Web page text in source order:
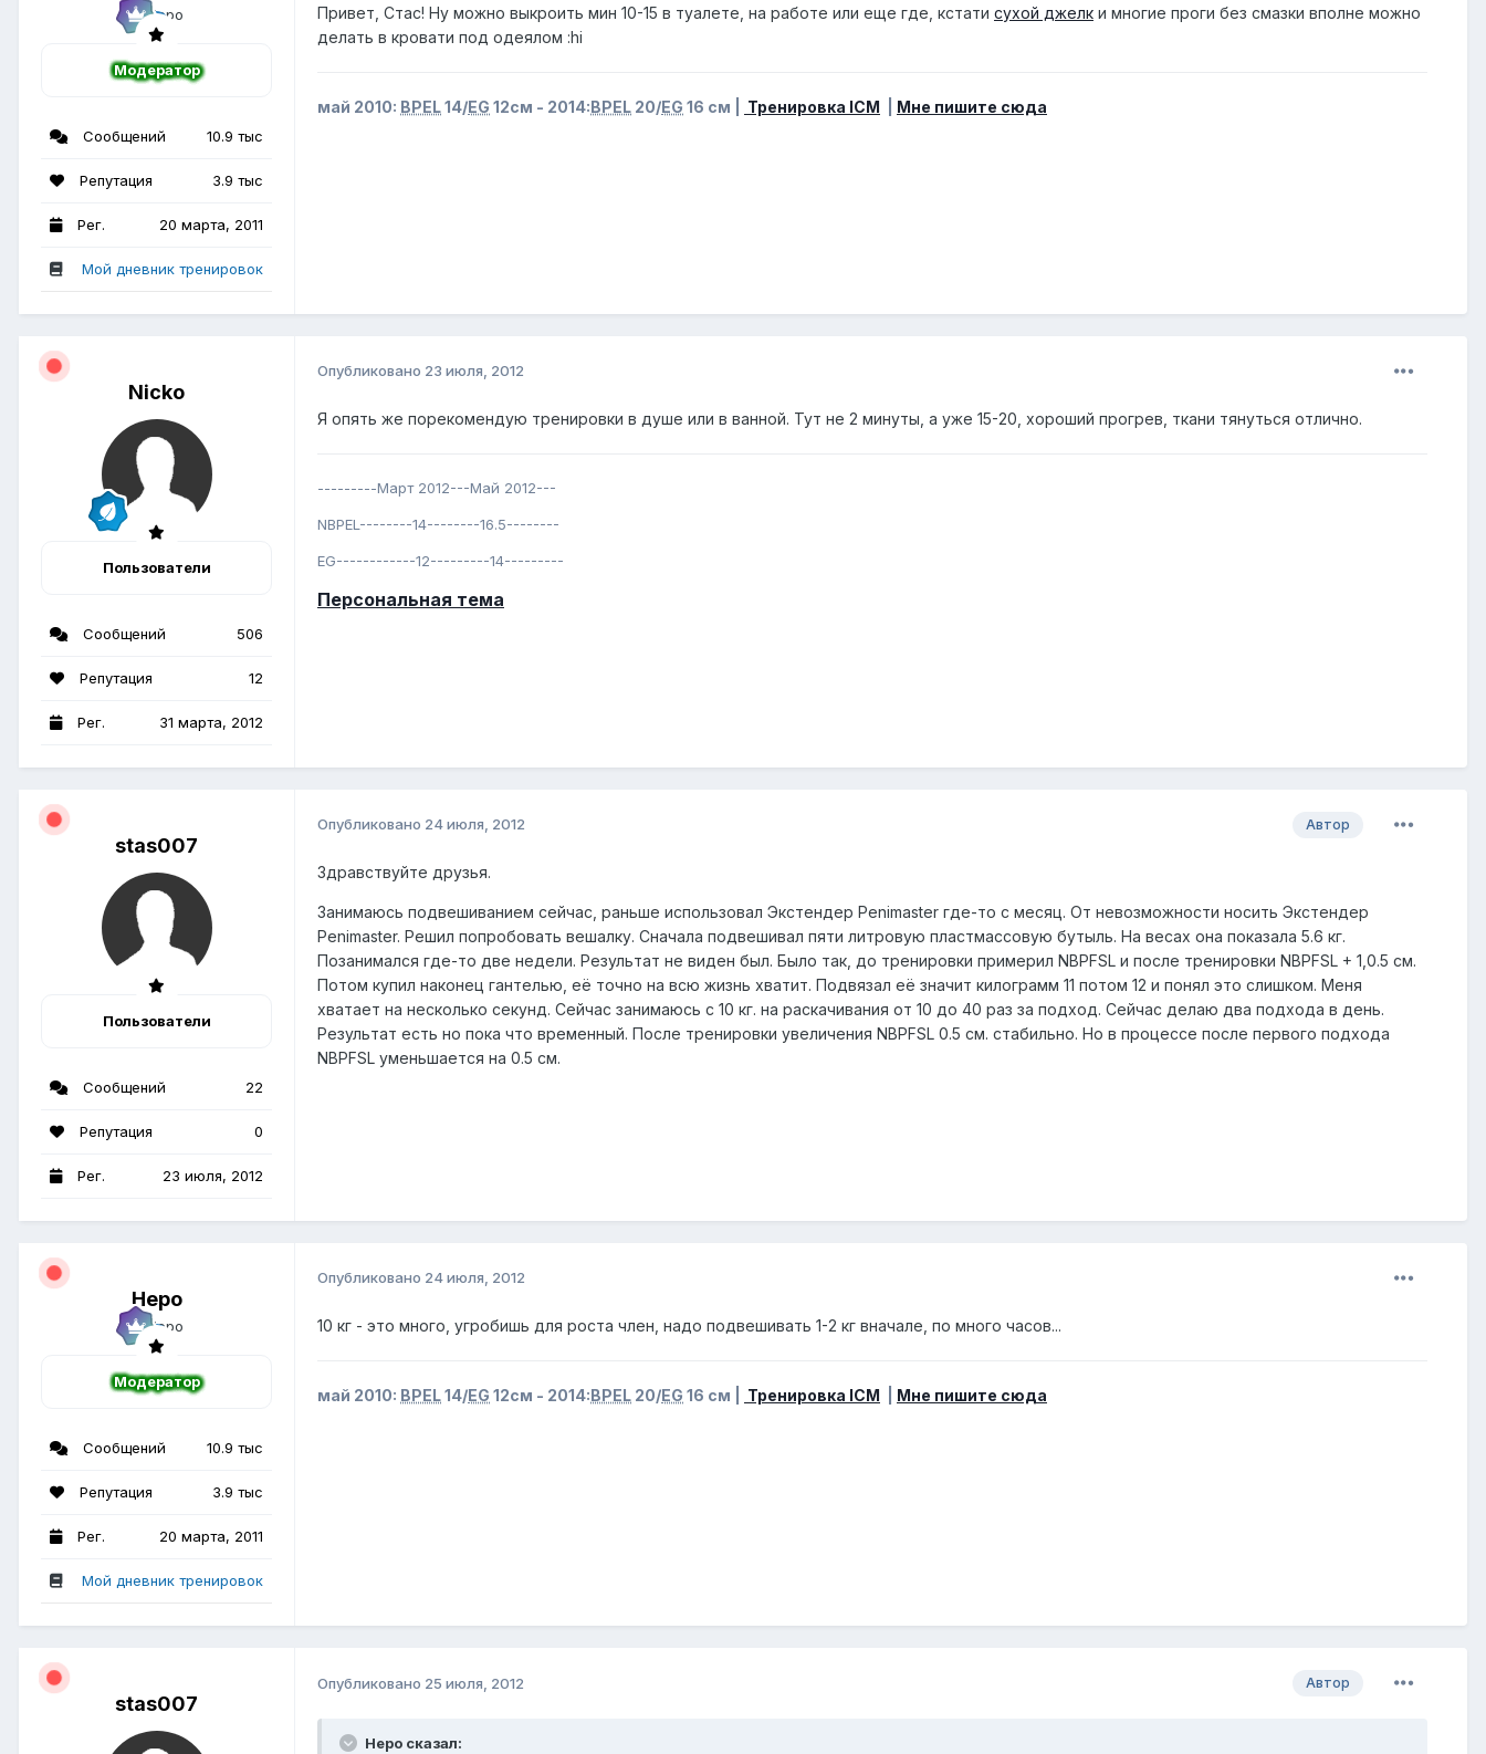
Модератор
Сообщений 10.9 тыс
Репутация 3.9 тыс
Рег. 20 марта, 2011
Мой дневник тренировок
Привет, Стас! Ну можно выкроить мин 10-15 в туалете, на работе или еще где, кстати сухой джелк и многие проги без смазки вполне можно
делать в кровати под одеялом :hi
май 2010: BPEL14/EG 12см - 2014:BPEL 20/EG 16 см | Тренировка ICM Мне пишите сюда
Nicko
Пользователи
Сообщений 506
Репутация 12
Рег. 31 марта, 2012
Опубликовано 23 июля, 2012
Я опять же порекомендую тренировки в душе или в ванной. Тут не 2 минуты, а уже 15-20, хороший прогрев, ткани тянуться отлично.
---------Март 2012---Май 2012---
NBPEL--------14--------16.5--------
EG------------12---------14---------
Персональная тема
stas007
Пользователи
Сообщений 22
Репутация 0
Рег. 23 июля, 2012
Автор
Опубликовано 24 июля, 2012
Здравствуйте друзья.
Занимаюсь подвешиванием сейчас, раньше использовал Экстендер Penimaster где-то с месяц. От невозможности носить Экстендер
Penimaster. Решил попробовать вешалку. Сначала подвешивал пяти литровую пластмассовую бутыль. На весах она показала 5.6 кг.
Позанимался где-то две недели. Результат не виден был. Было так, до тренировки примерил NBPFSL и после тренировки NBPFSL + 1,0.5 см.
Потом купил наконец гантелью, её точно на всю жизнь хватит. Подвязал её значит килограмм 11 потом 12 и понял это слишком. Меня
хватает на несколько секунд. Сейчас занимаюсь с 10 кг. на раскачивания от 10 до 40 раз за подход. Сейчас делаю два подхода в день.
Результат есть но пока что временный. После тренировки увеличения NBPFSL 0.5 см. стабильно. Но в процессе после первого подхода
NBPFSL уменьшается на 0.5 см.
Неро
Модератор
Сообщений 10.9 тыс
Репутация 3.9 тыс
Рег. 20 марта, 2011
Мой дневник тренировок
Опубликовано 24 июля, 2012
10 кг - это много, угробишь для роста член, надо подвешивать 1-2 кг вначале, по много часов...
май 2010: BPEL14/EG 12см - 2014:BPEL 20/EG 16 см | Тренировка ICM Мне пишите сюда
stas007
Автор
Опубликовано 25 июля, 2012
Неро сказал: